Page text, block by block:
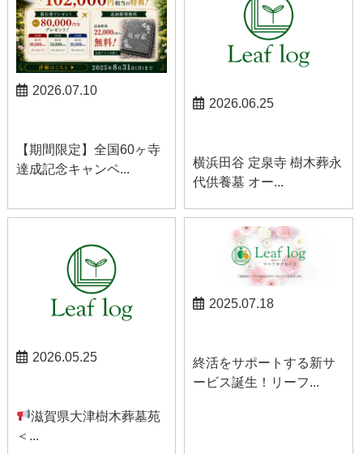
2026.07.10
【期間限定】全国60ヶ寺
達成記念キャンペ...
2026.06.25
横浜田谷 定泉寺 樹木葬永
代供養墓 オー...
2026.05.25
滋賀県大津樹木葬墓苑
＜...
2025.07.18
終活をサポートする新サ
ービス誕生！リーフ...